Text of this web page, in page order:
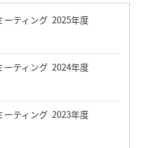
ーティング 2025年度
ーティング 2024年度
ーティング 2023年度